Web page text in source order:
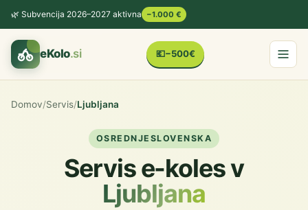
🌿 Subvencija 2026–2027 aktivna −1.000 €
eKolo.si 💶−500€
Domov/Servis/Ljubljana
OSREDNJESLOVENSKA
Servis e-koles v
Ljubljana